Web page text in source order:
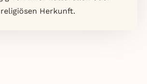
religiösen Herkunft.